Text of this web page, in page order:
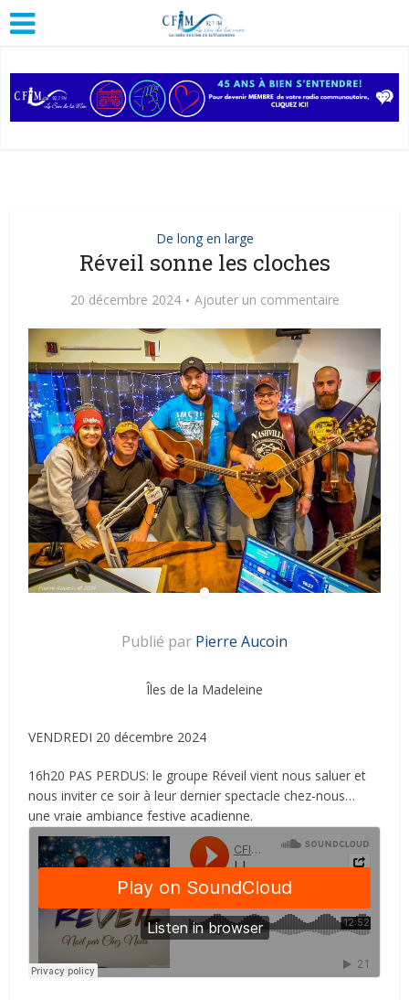
De long en large
Réveil sonne les cloches
20 décembre 2024 Ajouter un commentaire
Publié par Pierre Aucoin
Îles de la Madeleine
VENDREDI 20 décembre 2024
16h20 PAS PERDUS: le groupe Réveil vient nous saluer et
nous inviter ce soir à leur dernier spectacle chez-nous…
une vraie ambiance festive acadienne.